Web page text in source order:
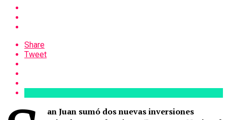
Share
Tweet
an Juan sumó dos nuevas inversiones